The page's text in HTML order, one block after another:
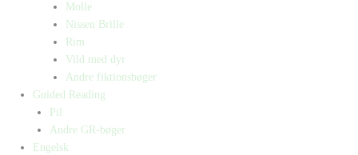
Molle
Nissen Brille
Rim
Vild med dyr
Andre fiktionsbøger
Guided Reading
Pil
Andre GR-bøger
Engelsk